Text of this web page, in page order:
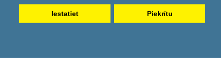
Iestatiet Piekrītu
Pirkt